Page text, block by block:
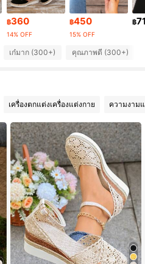
฿360
14% OFF
฿450
15% OFF
฿
เก๋มาก (300+) คุณภาพดี (300+)
เครื่องตกแต่งเครื่องแต่งกาย ความงาม